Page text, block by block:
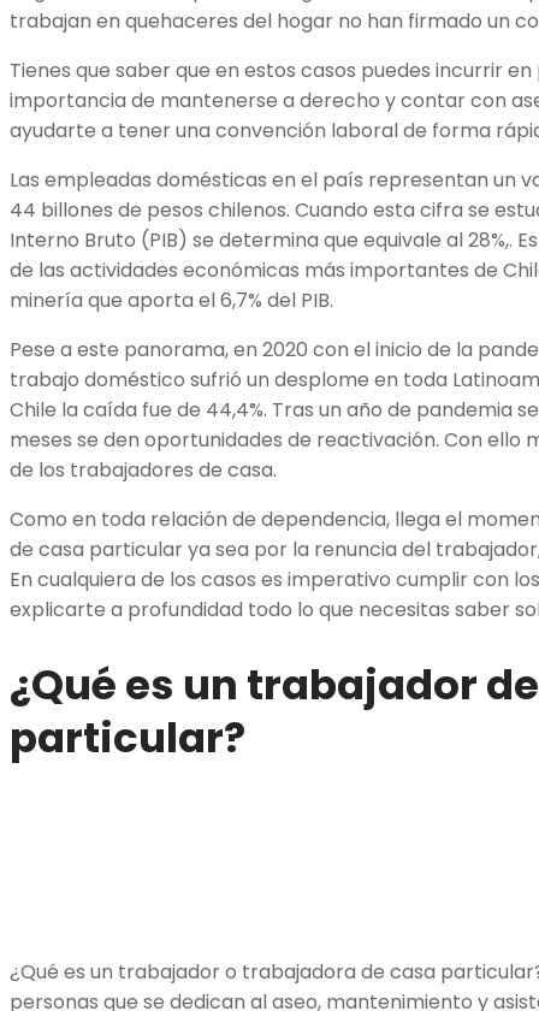
trabajan en quehaceres del hogar no han firmado un
Tienes que saber que en estos casos puedes incurrir
importancia de mantenerse a derecho y contar con
ayudarte a tener una convención laboral de forma
Las empleadas domésticas en el país representan un
44 billones de pesos chilenos. Cuando esta cifra se
Interno Bruto (PIB) se determina que equivale al 28%,.
de las actividades económicas más importantes de
minería que aporta el 6,7% del PIB.
Pese a este panorama, en 2020 con el inicio de la
trabajo doméstico sufrió un desplome en toda
Chile la caída fue de 44,4%. Tras un año de pandemia
meses se den oportunidades de reactivación. Con ello
de los trabajadores de casa.
Como en toda relación de dependencia, llega el
de casa particular ya sea por la renuncia del
En cualquiera de los casos es imperativo cumplir con
explicarte a profundidad todo lo que necesitas saber
¿Qué es un trabajador
particular?
¿Qué es un trabajador o trabajadora de casa
personas que se dedican al aseo, mantenimiento y